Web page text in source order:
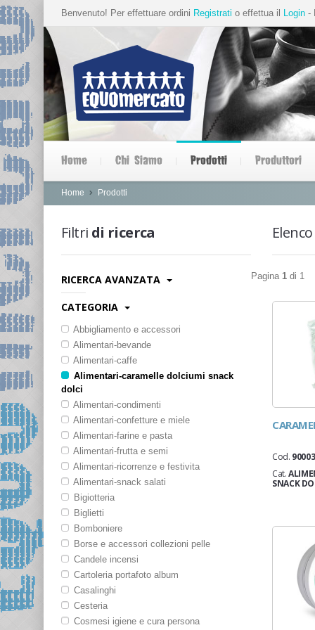
Benvenuto! Per effettuare ordini Registrati o effettua il Login -
Home Chi Siamo Prodotti Produttori
Home Prodotti
Filtri di ricerca
RICERCA AVANZATA
Provenienza:
Produttore:
Codice/Nome:
CATEGORIA
Abbigliamento e accessori
Alimentari-bevande
Alimentari-caffe
Alimentari-caramelle dolciumi snack
dolci
Alimentari-condimenti
Alimentari-confetture e miele
Alimentari-farine e pasta
Alimentari-frutta e semi
Alimentari-ricorrenze e festivita
Alimentari-snack salati
Bigiotteria
Biglietti
Bomboniere
Borse e accessori collezioni pelle
Candele incensi
Cartoleria portafoto album
Casalinghi
Cesteria
Cosmesi igiene e cura persona
Elenco
Pagina 1 di 1
Cod.
Cat.
SNACK